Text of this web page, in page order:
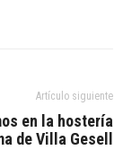
Artículo siguiente
en la hostería
de Villa Gesell